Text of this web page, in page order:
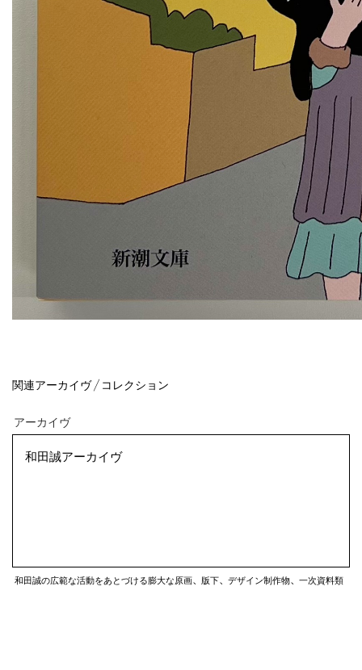
アーカイヴ
和田誠アーカイヴ
和田誠の広範な活動をあとづける膨大な原画、版下、デザイン制作物、一次資料類